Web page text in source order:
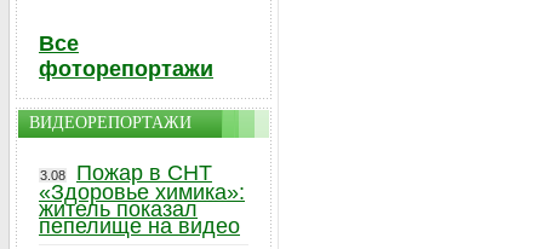
Все
фоторепортажи
ВИДЕОРЕПОРТАЖИ
3.08
Пожар в СНТ
«Здоровье химика»:
житель показал
пепелище на видео